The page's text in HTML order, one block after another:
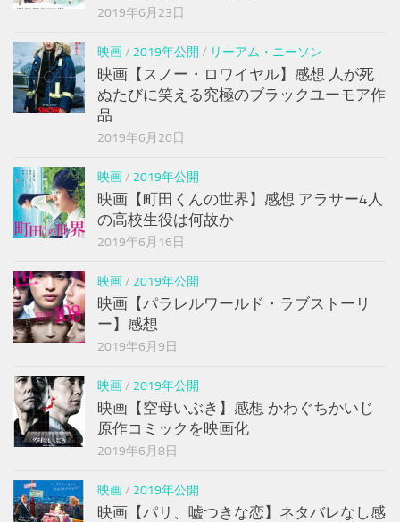
2019年6月23日
映画/ 2019年公開 / リーアム・ニーソン
映画【スノー・ロワイヤル】感想 人が死
ぬたびに笑える究極のブラックユーモア作
品
2019年6月20日
映画/ 2019年公開
映画【町田くんの世界】感想 アラサー4人
の高校生役は何故か
2019年6月16日
映画/ 2019年公開
映画【パラレルワールド・ラブストーリ
ー】感想
2019年6月9日
映画/ 2019年公開
映画【空母いぶき】感想 かわぐちかいじ
原作コミックを映画化
2019年6月8日
映画/ 2019年公開
映画【パリ、嘘つきな恋】ネタバレなし感